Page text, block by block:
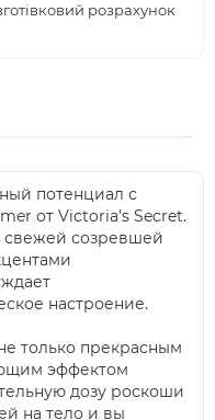
розрахунок
потенциал с
от Victoria's Secret.
свежей созревшей
настроение.
только прекрасным
эффектом
дозу роскоши
на тело и вы